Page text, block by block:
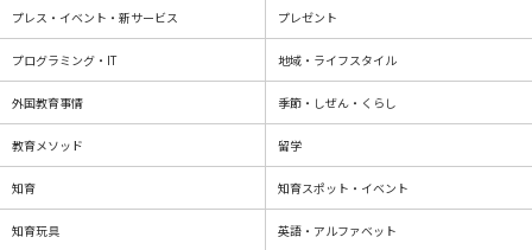
プレス・イベント・新サービス プレゼント
プログラミング・IT 地域・ライフスタイル
外国教育事情 季節・しぜん・くらし
教育メソッド 留学
知育 知育スポット・イベント
知育玩具 英語・アルファベット